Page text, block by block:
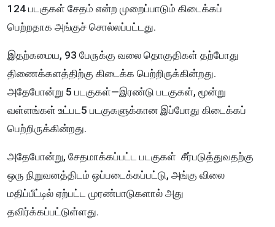
124 படகுகள் சேதம் என்ற முறைப்பாடும் கிடைக்கப்
பெற்றதாக அங்குச் சொல்லப்பட்டது.
இதற்கமைய, 93 பேருக்கு வலை தொகுதிகள் தற்போது
திணைக்களத்திற்கு கிடைக்க பெற்றிருக்கின்றது.
அதேபோன்று 5 படகுகள்—இரண்டு படகுகள், மூன்று
வள்ளங்கள் உட்பட5 படகுகளுக்கான இப்போது கிடைக்கப்
பெற்றிருக்கின்றது.
அதேபோன்று, சேதமாக்கப்பட்ட படகுகள் சீர்படுத்துவதற்கு
ஒரு நிறுவனத்திடம் ஒப்படைக்கப்பட்டு, அங்கு விலை
மதிப்பீட்டில் ஏற்பட்ட முரண்பாடுகளால் அது
தவிர்க்கப்பட்டுள்ளது.